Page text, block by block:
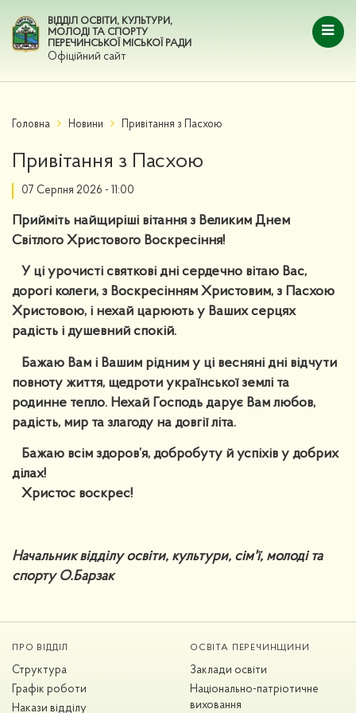
ВІДДІЛ ОСВІТИ, КУЛЬТУРИ,
МОЛОДІ ТА СПОРТУ
ПЕРЕЧИНСЬКОЇ МІСЬКОЇ РАДИ
Офіційний сайт
Головна Новини Привітання з Пасхою
Привітання з Пасхою
07 Серпня 2026 - 11:00
Прийміть найщиріші вітання з Великим Днем
Світлого Христового Воскресіння!
У ці урочисті святкові дні сердечно вітаю Вас,
дорогі колеги, з Воскресінням Христовим, з Пасхою
Христовою, і нехай царюють у Ваших серцях
радість і душевний спокій.
Бажаю Вам і Вашим рідним у ці весняні дні відчути
повноту життя, щедроти української землі та
родинне тепло. Нехай Господь дарує Вам любов,
радість, мир та злагоду на довгії літа.
Бажаю всім здоров’я, добробуту й успіхів у добрих
ділах!
Христос воскрес!
Начальник відділу освіти, культури, сім'ї, молоді та
спорту О.Барзак
ПРО ВІДДІЛ
Структура
Графік роботи
Накази відділу
ОСВІТА ПЕРЕЧИНЩИНИ
Заклади освіти
Національно-патріотичне
виховання